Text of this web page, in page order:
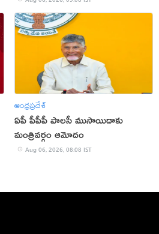
ఆంధ్రప్రదేశ్
ఏపీ పీపీపీ పాలసీ ముసాయిదాకు
మంత్రివర్గం ఆమోదం
Aug 06, 2026, 08:08 IST